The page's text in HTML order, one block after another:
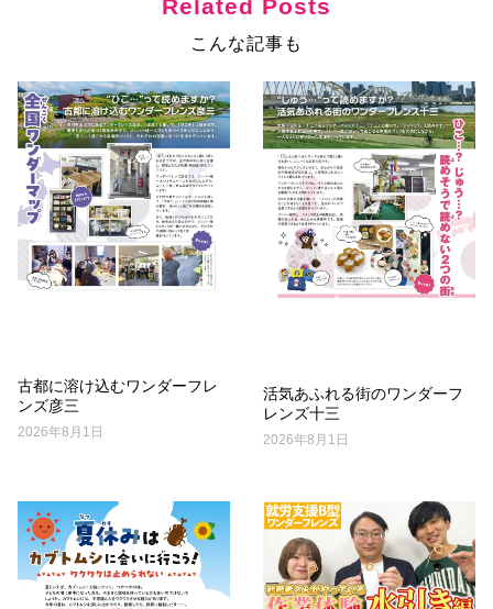
Related Posts
こんな記事も
古都に溶け込むワンダーフレ
ンズ彦三
2026年8月1日
活気あふれる街のワンダーフ
レンズ十三
2026年8月1日